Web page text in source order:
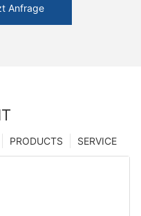
Anfrage
SERVICE
PRODUCTS